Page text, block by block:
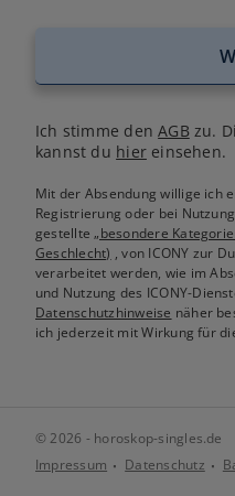
Ich stimme denAGB zu.
kannst du hiereinsehen.
Mit der Absendung willige ich
Registrierung oder bei
gestellte„besondere
Geschlecht) , von ICONY zur
verarbeitet werden, wie im
und Nutzung des ICONY-
Datenschutzhinweise näher
ich jederzeit mit Wirkung für
© 2026 - horoskop-singles.de
Impressum
Datenschutz